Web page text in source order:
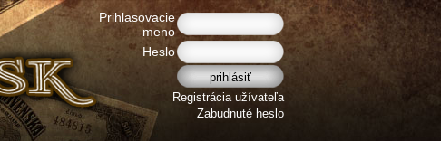
Prihlasovacie
meno
Heslo
Registrácia užívateľa
Zabudnuté heslo